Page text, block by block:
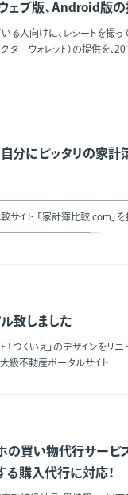
ェブ版、Android版の
る人向けに、レシートを撮
ターウォレット）の提供を、
分にピッタリの家計
イト 「家計簿比較.com」を
致しました
つくいえ」のデザインをリ
大級不動産ポータルサイト
買い物代行サービ
購入代行に対応！